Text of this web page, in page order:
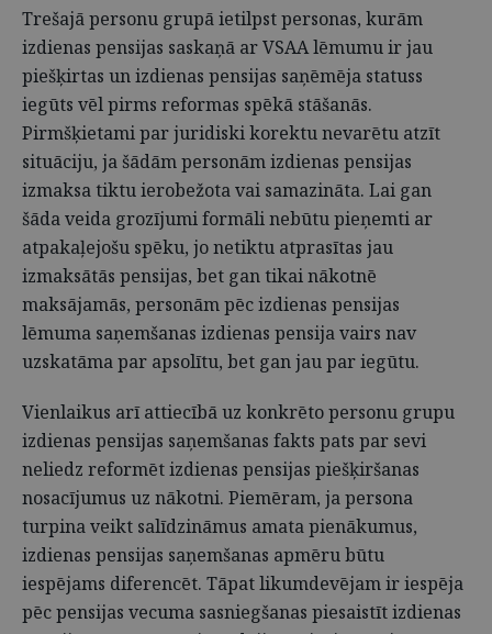
Trešajā personu grupā ietilpst personas, kurām
izdienas pensijas saskaņā ar VSAA lēmumu ir jau
piešķirtas un izdienas pensijas saņēmēja statuss
iegūts vēl pirms reformas spēkā stāšanās.
Pirmšķietami par juridiski korektu nevarētu atzīt
situāciju, ja šādām personām izdienas pensijas
izmaksa tiktu ierobežota vai samazināta. Lai gan
šāda veida grozījumi formāli nebūtu pieņemti ar
atpakaļejošu spēku, jo netiktu atprasītas jau
izmaksātās pensijas, bet gan tikai nākotnē
maksājamās, personām pēc izdienas pensijas
lēmuma saņemšanas izdienas pensija vairs nav
uzskatāma par apsolītu, bet gan jau par iegūtu.
Vienlaikus arī attiecībā uz konkrēto personu grupu
izdienas pensijas saņemšanas fakts pats par sevi
neliedz reformēt izdienas pensijas piešķiršanas
nosacījumus uz nākotni. Piemēram, ja persona
turpina veikt salīdzināmus amata pienākumus,
izdienas pensijas saņemšanas apmēru būtu
iespējams diferencēt. Tāpat likumdevējam ir iespēja
pēc pensijas vecuma sasniegšanas piesaistīt izdienas